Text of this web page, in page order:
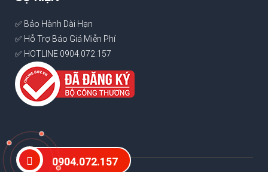
✅ Bảo Hành Dài Hạn
✅ Hỗ Trợ Báo Giá Miễn Phí
✅ HOTLINE 0904.072.157
0904.072.157